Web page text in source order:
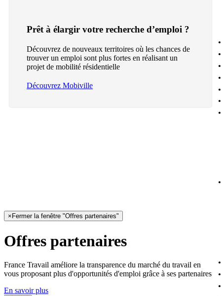
Prêt à élargir votre recherche d’emploi ?
Découvrez de nouveaux territoires où les chances de
trouver un emploi sont plus fortes en réalisant un
projet de mobilité résidentielle
Découvrez Mobiville
× Fermer la fenêtre "Offres partenaires"
Offres partenaires
France Travail améliore la transparence du marché du travail en
vous proposant plus d'opportunités d'emploi grâce à ses partenaires
En savoir plus